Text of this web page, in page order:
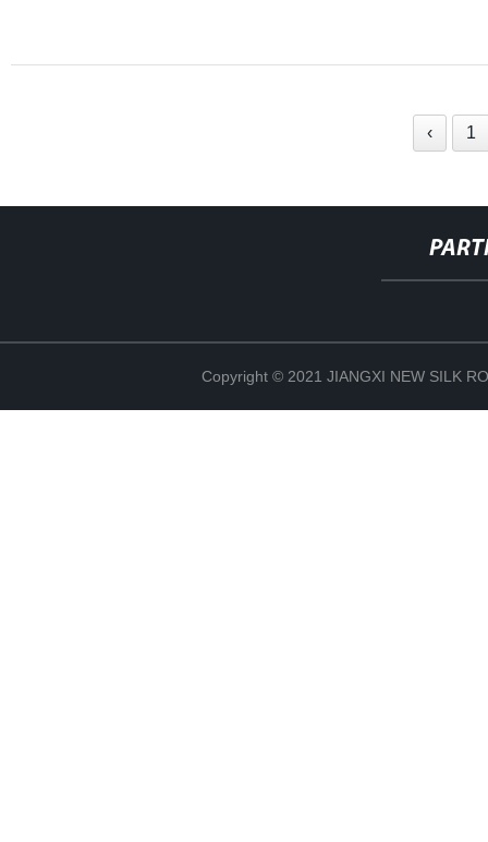
‹ 1
Copyright © 2021 JIANGXI NEW SILK